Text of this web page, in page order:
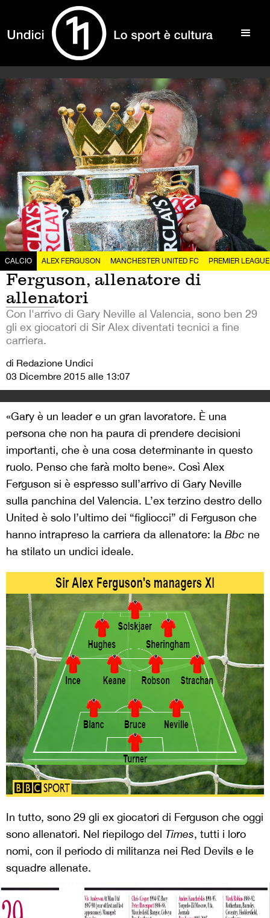
CALCIO ALEX FERGUSON MANCHESTER UNITED FC PREMIER LEAGUE
Ferguson, allenatore di
allenatori
Con l'arrivo di Gary Neville al Valencia, sono ben 29
gli ex giocatori di Sir Alex diventati tecnici a fine
carriera.
di Redazione Undici
03 Dicembre 2015 alle 13:07
«Gary è un leader e un gran lavoratore. È una
persona che non ha paura di prendere decisioni
importanti, che è una cosa determinante in questo
ruolo. Penso che farà molto bene». Così Alex
Ferguson si è espresso sull’arrivo di Gary Neville
sulla panchina del Valencia. L’ex terzino destro dello
United è solo l’ultimo dei “figliocci” di Ferguson che
hanno intrapreso la carriera da allenatore: la Bbc ne
ha stilato un undici ideale.
In tutto, sono 29 gli ex giocatori di Ferguson che oggi
sono allenatori. Nel riepilogo del Times, tutti i loro
nomi, con il periodo di militanza nei Red Devils e le
squadre allenate.